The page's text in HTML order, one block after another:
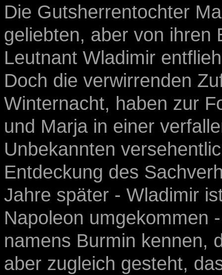
Die Gutsherrentochter
geliebten, aber von ihren
Leutnant Wladimir
Doch die verwirrenden
Winternacht, haben zur
und Marja in einer
Unbekannten
Entdeckung des
Jahre später - Wladimir
Napoleon umgekommen
namens Burmin kennen,
aber zugleich gesteht,